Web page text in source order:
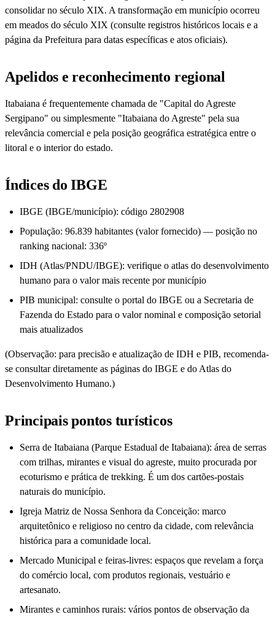
consolidar no século XIX. A transformação em município ocorreu
em meados do século XIX (consulte registros históricos locais e a
página da Prefeitura para datas específicas e atos oficiais).
Apelidos e reconhecimento regional
Itabaiana é frequentemente chamada de "Capital do Agreste
Sergipano" ou simplesmente "Itabaiana do Agreste" pela sua
relevância comercial e pela posição geográfica estratégica entre o
litoral e o interior do estado.
Índices do IBGE
IBGE (IBGE/município): código 2802908
População: 96.839 habitantes (valor fornecido) — posição no
ranking nacional: 336º
IDH (Atlas/PNDU/IBGE): verifique o atlas do desenvolvimento
humano para o valor mais recente por município
PIB municipal: consulte o portal do IBGE ou a Secretaria de
Fazenda do Estado para o valor nominal e composição setorial
mais atualizados
(Observação: para precisão e atualização de IDH e PIB, recomenda-
se consultar diretamente as páginas do IBGE e do Atlas do
Desenvolvimento Humano.)
Principais pontos turísticos
Serra de Itabaiana (Parque Estadual de Itabaiana): área de serras
com trilhas, mirantes e visual do agreste, muito procurada por
ecoturismo e prática de trekking. É um dos cartões-postais
naturais do município.
Igreja Matriz de Nossa Senhora da Conceição: marco
arquitetônico e religioso no centro da cidade, com relevância
histórica para a comunidade local.
Mercado Municipal e feiras-livres: espaços que revelam a força
do comércio local, com produtos regionais, vestuário e
artesanato.
Mirantes e caminhos rurais: vários pontos de observação da